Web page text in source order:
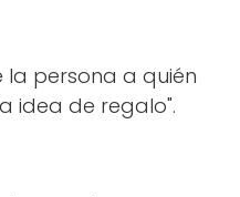
la persona a quién
idea de regalo".